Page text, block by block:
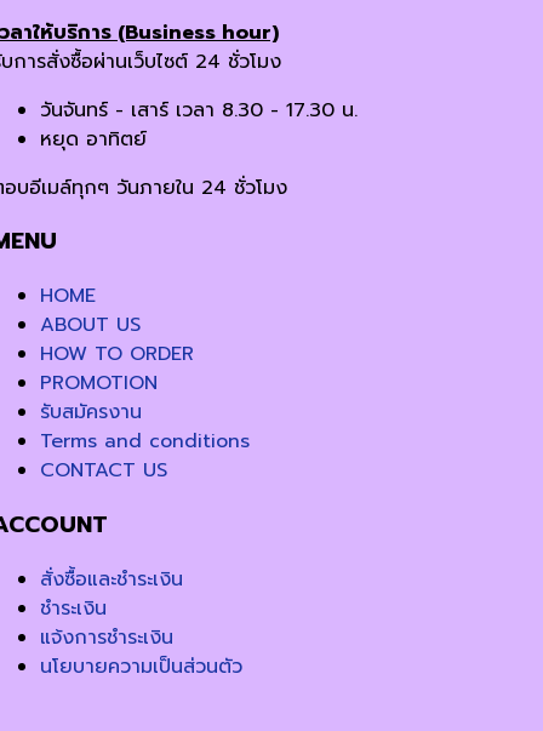
ลาให้บริการ (Business hour)
การสั่งซื้อผ่านเว็บไซต์ 24 ชั่วโมง
วันจันทร์ - เสาร์ เวลา 8.30 - 17.30 น.
หยุด อาทิตย์
บอีเมล์ทุกๆ วันภายใน 24 ชั่วโมง
HOME
ABOUT US
HOW TO ORDER
PROMOTION
รับสมัครงาน
Terms and conditions
CONTACT US
สั่งซื้อและชำระเงิน
ชำระเงิน
แจ้งการชำระเงิน
นโยบายความเป็นส่วนตัว